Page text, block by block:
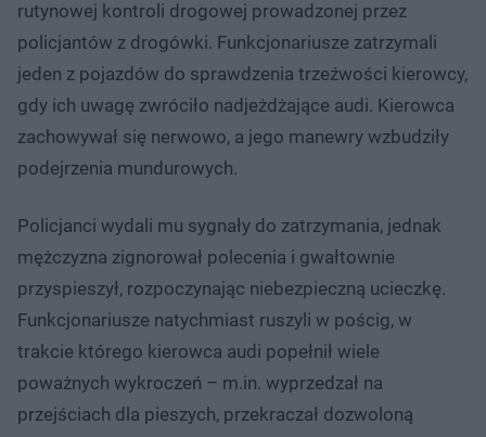
rutynowej kontroli drogowej prowadzonej przez
policjantów z drogówki. Funkcjonariusze zatrzymali
jeden z pojazdów do sprawdzenia trzeźwości kierowcy,
gdy ich uwagę zwróciło nadjeżdżające audi. Kierowca
zachowywał się nerwowo, a jego manewry wzbudziły
podejrzenia mundurowych.
Policjanci wydali mu sygnały do zatrzymania, jednak
mężczyzna zignorował polecenia i gwałtownie
przyspieszył, rozpoczynając niebezpieczną ucieczkę.
Funkcjonariusze natychmiast ruszyli w pościg, w
trakcie którego kierowca audi popełnił wiele
poważnych wykroczeń – m.in. wyprzedzał na
przejściach dla pieszych, przekraczał dozwoloną